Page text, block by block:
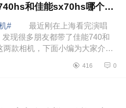
和佳能sx70hs哪个更
演唱会
#
最近刚在上海看完演唱
发现很多朋友都带了佳能740和
两款相机，下面小编为大家介绍
和佳能sx70hs哪个更适合演
416 0